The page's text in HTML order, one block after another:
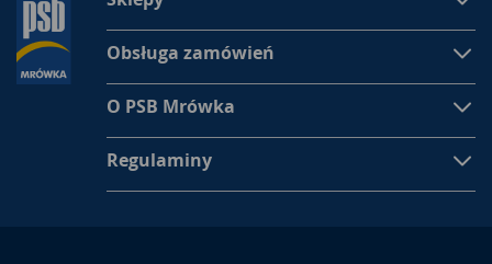
Obsługa zamówień
O PSB Mrówka
Regulaminy